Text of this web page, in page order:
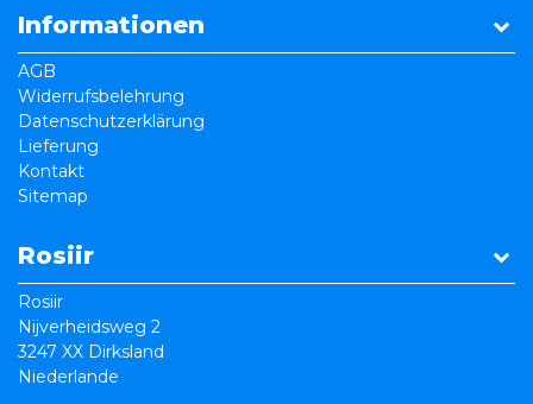
Informationen
AGB
Widerrufsbelehrung
Datenschutzerklärung
Lieferung
Kontakt
Sitemap
Rosiir
Rosiir
Nijverheidsweg 2
3247 XX Dirksland
Niederlande